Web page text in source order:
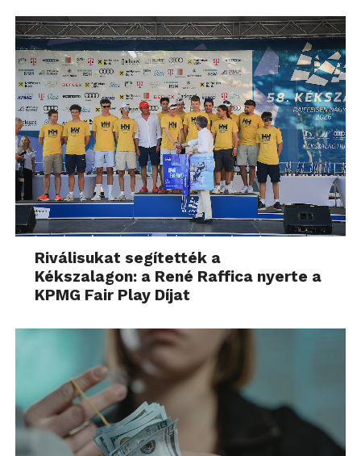
Riválisukat segítették a
Kékszalagon: a René Raffica nyerte a
KPMG Fair Play Díjat